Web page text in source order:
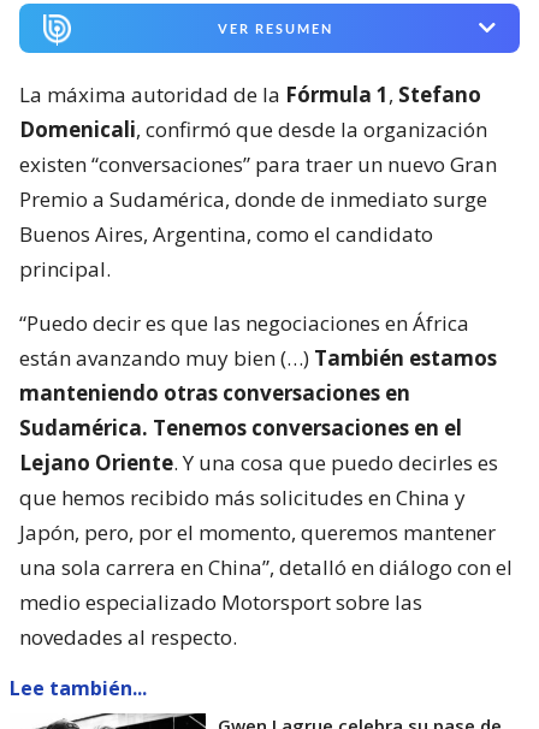
VER RESUMEN
La máxima autoridad de la Fórmula 1, Stefano
Domenicali, confirmó que desde la organización
existen “conversaciones” para traer un nuevo Gran
Premio a Sudamérica, donde de inmediato surge
Buenos Aires, Argentina, como el candidato
principal.
“Puedo decir es que las negociaciones en África
están avanzando muy bien (…) También estamos
manteniendo otras conversaciones en
Sudamérica. Tenemos conversaciones en el
Lejano Oriente. Y una cosa que puedo decirles es
que hemos recibido más solicitudes en China y
Japón, pero, por el momento, queremos mantener
una sola carrera en China”, detalló en diálogo con el
medio especializado Motorsport sobre las
novedades al respecto.
Lee también...